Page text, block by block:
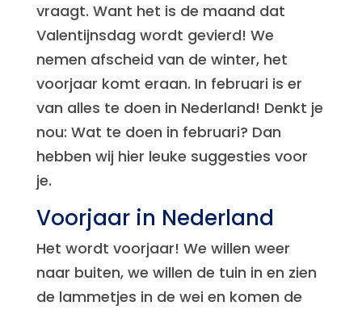
vraagt. Want het is de maand dat
Valentijnsdag wordt gevierd! We
nemen afscheid van de winter, het
voorjaar komt eraan. In februari is er
van alles te doen in Nederland! Denkt je
nou: Wat te doen in februari? Dan
hebben wij hier leuke suggesties voor
je.
Voorjaar in Nederland
Het wordt voorjaar! We willen weer
naar buiten, we willen de tuin in en zien
de lammetjes in de wei en komen de